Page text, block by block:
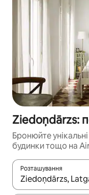
Ziedoņdārzs:
Бронюйте
будинки тощо на
Розташування
Отримавши